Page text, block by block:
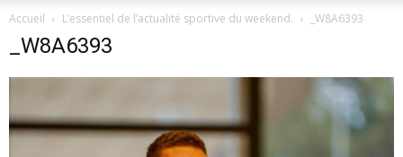
Accueil L’essentiel de l’actualité sportive du weekend. _W8A6393
_W8A6393